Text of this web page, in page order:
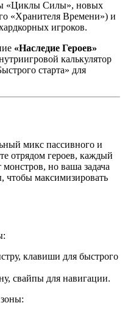
«Циклы Силы», новых
«Хранителя Времени») и
игроков.
«Наследие Героев»
калькулятор
старта» для
микс пассивного и
отрядом героев, каждый
монстров, но ваша задача
чтобы максимизировать
клавиши для быстрого
свайпы для навигации.